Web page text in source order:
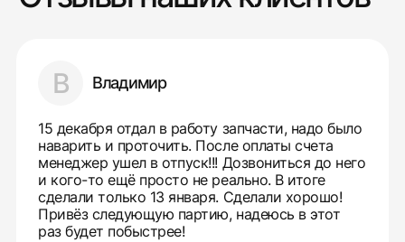
В Владимир
15 декабря отдал в работу запчасти, надо было
наварить и проточить. После оплаты счета
менеджер ушел в отпуск!!! Дозвониться до него
и кого-то ещё просто не реально. В итоге
сделали только 13 января. Сделали хорошо!
Привёз следующую партию, надеюсь в этот
раз будет побыстрее!